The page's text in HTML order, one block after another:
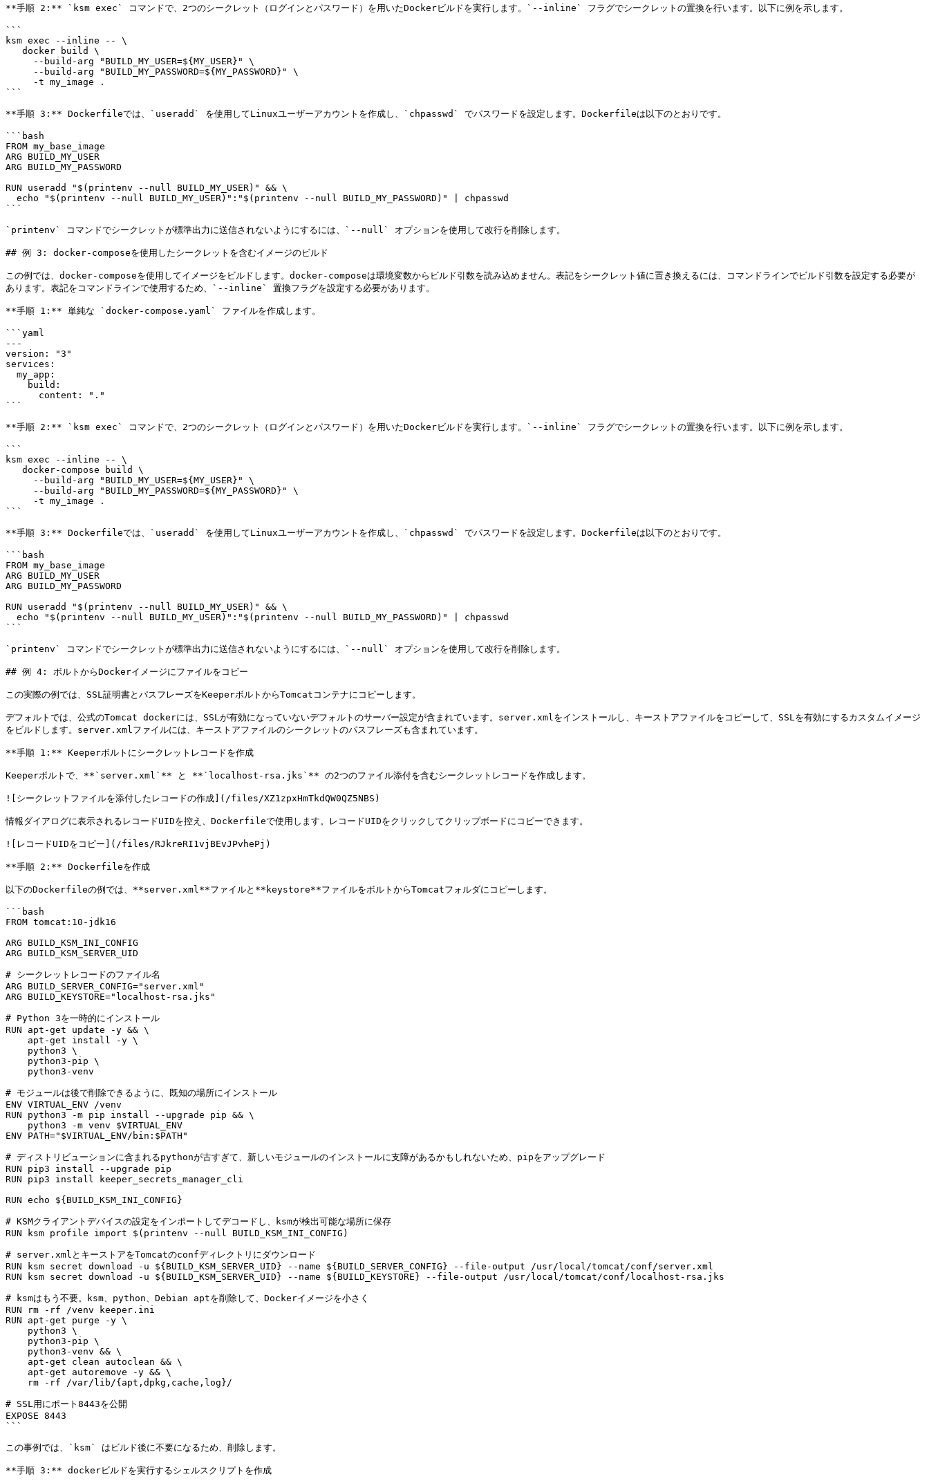
**手順 2:** `ksm exec` コマンドで、2つのシークレット（ログインとパスワード）を用いたDockerビルドを実行します。`--inline` フラグでシークレットの置換を行います。以下に例を示します。
```
ksm exec --inline -- \
```
**手順 3:** Dockerfileでは、`useradd` を使用してLinuxユーザーアカウントを作成し、`chpasswd` でパスワードを設定します。Dockerfileは以下のとおりです。
```bash
FROM my_base_image
​ARG BUILD_MY_USER
ARG BUILD_MY_PASSWORD
RUN useradd "$(printenv --null BUILD_MY_USER)" && \
```
​`printenv` コマンドでシークレットが標準出力に送信されないようにするには、`--null` オプションを使用して改行を削除します。
## 例 3: docker-composeを使用したシークレットを含むイメージのビルド
この例では、docker-composeを使用してイメージをビルドします。docker-composeは環境変数からビルド引数を読み込めません。表記をシークレット値に置き換えるには、コマンドラインでビルド引数を設定する必要が
あります。表記をコマンドラインで使用するため、`--inline` 置換フラグを設定する必要があります。
**手順 1:** 単純な `docker-compose.yaml` ファイルを作成します。
```yaml
---
version: "3"
services:
```
**手順 2:** `ksm exec` コマンドで、2つのシークレット（ログインとパスワード）を用いたDockerビルドを実行します。`--inline` フラグでシークレットの置換を行います。以下に例を示します。
```
ksm exec --inline -- \
```
**手順 3:** Dockerfileでは、`useradd` を使用してLinuxユーザーアカウントを作成し、`chpasswd` でパスワードを設定します。Dockerfileは以下のとおりです。
```bash
FROM my_base_image
​ARG BUILD_MY_USER
ARG BUILD_MY_PASSWORD
RUN useradd "$(printenv --null BUILD_MY_USER)" && \
```
​`printenv` コマンドでシークレットが標準出力に送信されないようにするには、`--null` オプションを使用して改行を削除します。
## 例 4: ボルトからDockerイメージにファイルをコピー
この実際の例では、SSL証明書とパスフレーズをKeeperボルトからTomcatコンテナにコピーします。
デフォルトでは、公式のTomcat dockerには、SSLが有効になっていないデフォルトのサーバー設定が含まれています。server.xmlをインストールし、キーストアファイルをコピーして、SSLを有効にするカスタムイメージ
をビルドします。server.xmlファイルには、キーストアファイルのシークレットのパスフレーズも含まれています。
**手順 1:** Keeperボルトにシークレットレコードを作成
Keeperボルトで、**`server.xml`** と **`localhost-rsa.jks`** の2つのファイル添付を含むシークレットレコードを作成します。
![シークレットファイルを添付したレコードの作成](/files/XZ1zpxHmTkdQW0QZ5NBS)
情報ダイアログに表示されるレコードUIDを控え、Dockerfileで使用します。レコードUIDをクリックしてクリップボードにコピーできます。
![レコードUIDをコピー](/files/RJkreRI1vjBEvJPvhePj)
**手順 2:** Dockerfileを作成
以下のDockerfileの例では、**server.xml**ファイルと**keystore**ファイルをボルトからTomcatフォルダにコピーします。
```bash
FROM tomcat:10-jdk16
ARG BUILD_KSM_INI_CONFIG
ARG BUILD_KSM_SERVER_UID
# シークレットレコードのファイル名
ARG BUILD_SERVER_CONFIG="server.xml"
ARG BUILD_KEYSTORE="localhost-rsa.jks"
# Python 3を一時的にインストール
RUN apt-get update -y && \
# モジュールは後で削除できるように、既知の場所にインストール
ENV VIRTUAL_ENV /venv
RUN python3 -m pip install --upgrade pip && \
ENV PATH="$VIRTUAL_ENV/bin:$PATH"
# ディストリビューションに含まれるpythonが古すぎて、新しいモジュールのインストールに支障があるかもしれないため、pipをアップグレード
RUN pip3 install --upgrade pip
RUN pip3 install keeper_secrets_manager_cli
RUN echo ${BUILD_KSM_INI_CONFIG}
# KSMクライアントデバイスの設定をインポートしてデコードし、ksmが検出可能な場所に保存
RUN ksm profile import $(printenv --null BUILD_KSM_INI_CONFIG)
# server.xmlとキーストアをTomcatのconfディレクトリにダウンロード
RUN ksm secret download -u ${BUILD_KSM_SERVER_UID} --name ${BUILD_SERVER_CONFIG} --file-output /usr/local/tomcat/conf/server.xml
RUN ksm secret download -u ${BUILD_KSM_SERVER_UID} --name ${BUILD_KEYSTORE} --file-output /usr/local/tomcat/conf/localhost-rsa.jks
# ksmはもう不要。ksm、python、Debian aptを削除して、Dockerイメージを小さく
RUN rm -rf /venv keeper.ini
RUN apt-get purge -y \
# SSL用にポート8443を公開
EXPOSE 8443
```
この事例では、`ksm` はビルド後に不要になるため、削除します。
**手順 3:** dockerビルドを実行するシェルスクリプトを作成